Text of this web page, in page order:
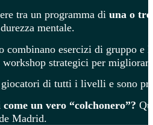
tra un programma di una o
mentale.
combinano esercizi di gruppo
strategici per
di tutti i livelli e sono
un vero “colchonero”?
Madrid.